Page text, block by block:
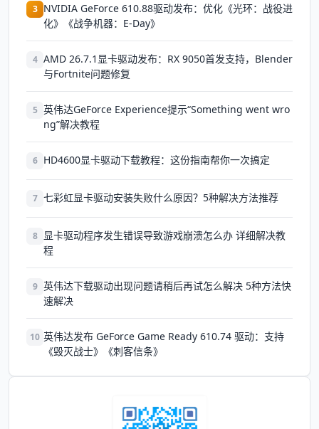
3 NVIDIA GeForce 610.88驱动发布：优化《光环：战役进
化》《战争机器：E-Day》
4 AMD 26.7.1显卡驱动发布：RX 9050首发支持，Blender
与Fortnite问题修复
5 英伟达GeForce Experience提示“Something went wro
ng”解决教程
6 HD4600显卡驱动下载教程：这份指南帮你一次搞定
7 七彩虹显卡驱动安装失败什么原因？5种解决方法推荐
8
显卡驱动程序发生错误导致游戏崩溃怎么办 详细解决教
程
9 英伟达下载驱动出现问题请稍后再试怎么解决 5种方法快
速解决
10 英伟达发布 GeForce Game Ready 610.74 驱动：支持
《毁灭战士》《刺客信条》